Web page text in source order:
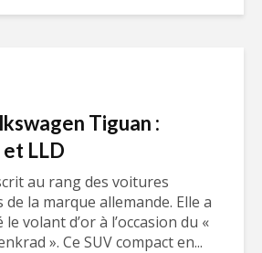
Tiguan :
LLD
au rang des voitures
la marque allemande. Elle a
volant d’or à l’occasion du «
». Ce SUV compact en...